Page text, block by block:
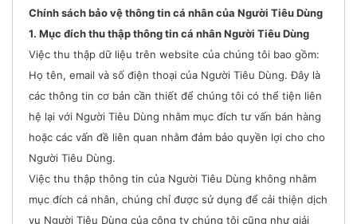
Chính sách bảo vệ thông tin cá nhân của Người Tiêu Dùng
1. Mục đích thu thập thông tin cá nhân Người Tiêu Dùng
Việc thu thập dữ liệu trên website của chúng tôi bao gồm:
Họ tên, email và số điện thoại của Người Tiêu Dùng. Đây là
các thông tin cơ bản cần thiết để chúng tôi có thể tiện liên
hệ lại với Người Tiêu Dùng nhằm mục đích tư vấn bán hàng
hoặc các vấn đề liên quan nhằm đảm bảo quyền lợi cho cho
Người Tiêu Dùng.
Việc thu thập thông tin của Người Tiêu Dùng không nhằm
mục đích cá nhân, chúng chỉ được sử dụng để cải thiện dịch
vụ Người Tiêu Dùng của công ty chúng tôi cũng như giải